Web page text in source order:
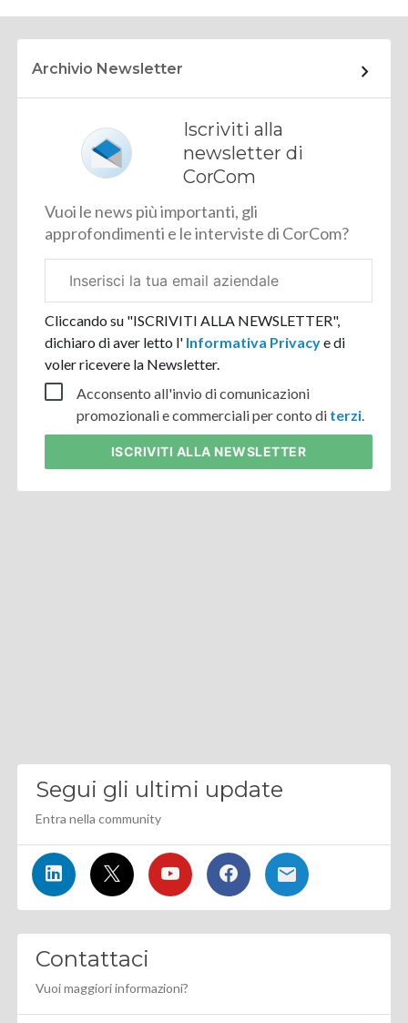
Archivio Newsletter
Iscriviti alla
newsletter di
CorCom
Vuoi le news più importanti, gli
approfondimenti e le interviste di CorCom?
aziendale
Cliccando su "ISCRIVITI ALLA NEWSLETTER",
dichiaro di aver letto l' Informativa Privacye di
voler ricevere la Newsletter.
Acconsento all'invio di comunicazioni
promozionali e commerciali per conto di terzi
ISCRIVITI ALLA NEWSLETTER
Segui gli ultimi update
Entra nella community
Contattaci
Vuoi maggiori informazioni?